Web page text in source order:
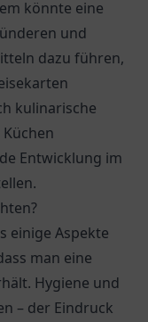
könnte eine
und
dazu führen,
kulinarische
Entwicklung im
einige Aspekte
man eine
Hygiene und
– der Eindruck